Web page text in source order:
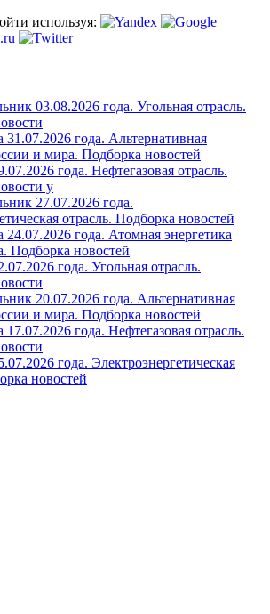
используя:
03.08.2026 года. Угольная отрасль.
31.07.2026 года. Альтернативная
и мира. Подборка новостей
года. Нефтегазовая отрасль.
у
27.07.2026 года.
отрасль. Подборка новостей
24.07.2026 года. Атомная энергетика
Подборка новостей
года. Угольная отрасль.
20.07.2026 года. Альтернативная
и мира. Подборка новостей
года. Нефтегазовая отрасль.
года. Электроэнергетическая
новостей